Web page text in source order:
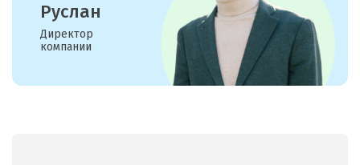
Руслан
Директор
компании